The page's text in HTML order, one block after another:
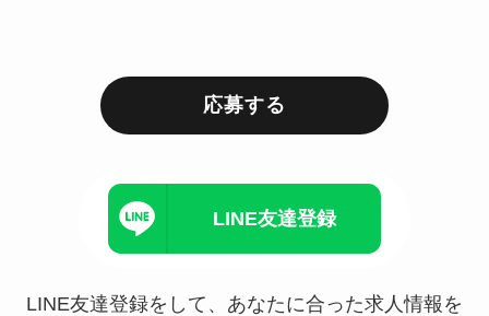
応募する
LINE友達登録
LINE友達登録をして、あなたに合った求人情報を